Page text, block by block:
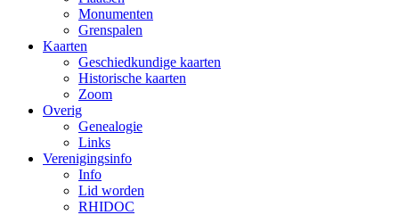
Monumenten
Grenspalen
Kaarten
Geschiedkundige kaarten
Historische kaarten
Zoom
Overig
Genealogie
Links
Verenigingsinfo
Info
Lid worden
RHIDOC